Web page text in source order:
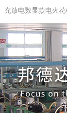
充放电数显款电火